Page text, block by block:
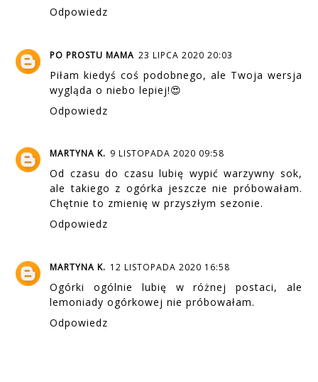
Odpowiedz
PO PROSTU MAMA 23 LIPCA 2020 20:03
Piłam kiedyś coś podobnego, ale Twoja wersja
wygląda o niebo lepiej!😍
Odpowiedz
MARTYNA K. 9 LISTOPADA 2020 09:58
Od czasu do czasu lubię wypić warzywny sok,
ale takiego z ogórka jeszcze nie próbowałam.
Chętnie to zmienię w przyszłym sezonie.
Odpowiedz
MARTYNA K. 12 LISTOPADA 2020 16:58
Ogórki ogólnie lubię w różnej postaci, ale
lemoniady ogórkowej nie próbowałam.
Odpowiedz